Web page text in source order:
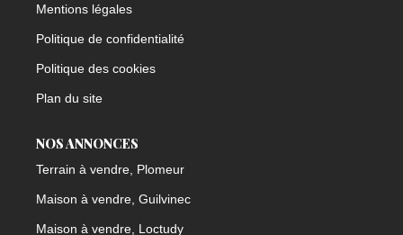
Mentions légales
Politique de confidentialité
Politique des cookies
Plan du site
NOS ANNONCES
Terrain à vendre, Plomeur
Maison à vendre, Guilvinec
Maison à vendre, Loctudy